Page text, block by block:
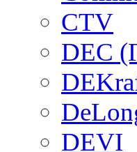
CTV
DEC
DEVI